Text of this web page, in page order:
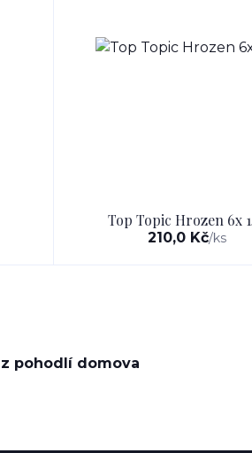
Top Topic Hrozen 6x
210,0 Kč/ks
pohodlí domova